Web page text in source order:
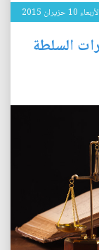
10 حزيران 2015
السلطة